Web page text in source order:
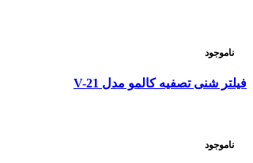
ناموجود
فیلتر شنی تصفیه کالمو مدل V-21
ناموجود